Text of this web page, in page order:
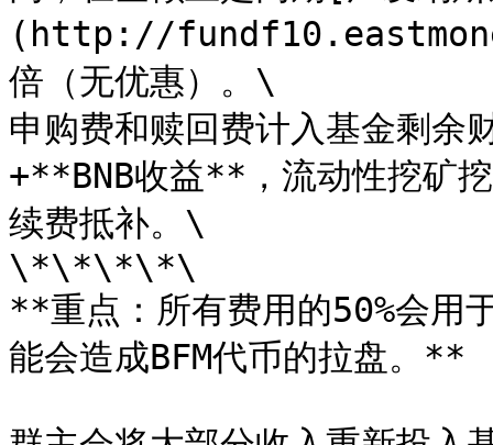
(http://
倍（无优惠）。\
申购费和赎回费计入基金剩余
+**BNB收益**，流动性挖矿
续费抵补。\
\*\*\*\*\
**重点：所有费用的50%会用
能会造成BFM代币的拉盘。**